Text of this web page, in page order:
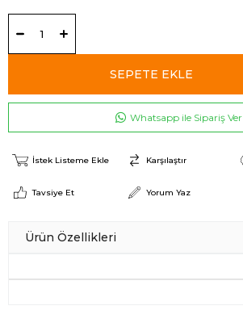
Whatsapp ile Sipariş Ver
İstek Listeme Ekle Karşılaştır
Tavsiye Et Yorum Yaz
Ürün Özellikleri